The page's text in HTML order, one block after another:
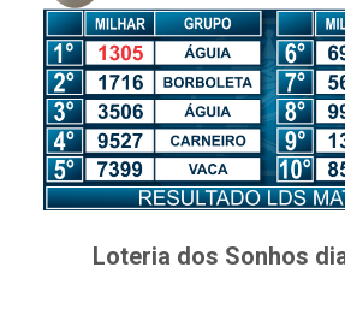
Loteria dos Sonhos